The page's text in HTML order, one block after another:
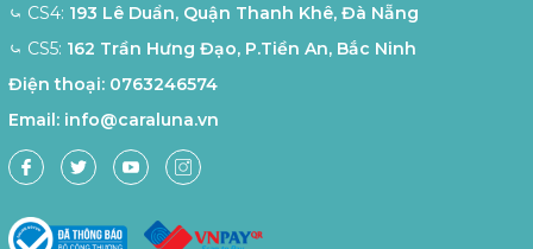
⤿ CS4: 193 Lê Duẩn, Quận Thanh Khê, Đà Nẵng
⤿ CS5: 162 Trần Hưng Đạo, P.Tiền An, Bắc Ninh
Điện thoại: 0763246574
Email: info@caraluna.vn